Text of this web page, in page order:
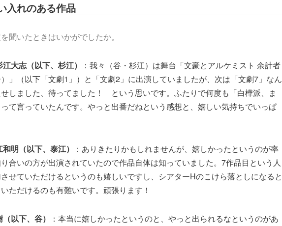
入れのある作品
聞いたときはいかがでしたか。
大志（以下、杉江）
：我々（谷・杉江）は舞台「文豪とアルケミスト 余計者
」（以下「文劇1」）と「文劇2」に出演していましたが、次は「文劇7」なん
しました、待ってました！ という思いです。ふたりで何度も「白樺派、ま
て言っていたんです。やっと出番だねという感想と、嬉しい気持ちでいっぱ
明（以下、泰江）
：ありきたりかもしれませんが、嬉しかったというのが率
合いの方が出演されていたので作品自体は知っていました。7作品目という人
せていただけるというのも嬉しいですし、シアターHのこけら落としになると
ただけるのも有難いです。頑張ります！
以下、谷）
：本当に嬉しかったというのと、やっと出られるなというのがあ